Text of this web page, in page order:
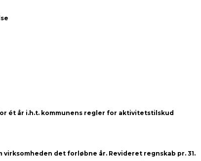
ét år i.h.t. kommunens regler for aktivitetstilskud
det forløbne år. Revideret regnskab pr. 31.